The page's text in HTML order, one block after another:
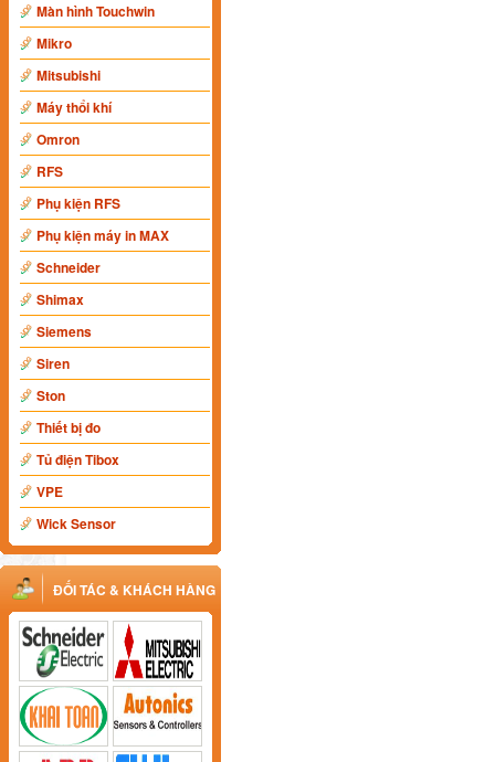
Màn hình Touchwin
Mikro
Mitsubishi
Máy thổi khí
Omron
RFS
Phụ kiện RFS
Phụ kiện máy in MAX
Schneider
Shimax
Siemens
Siren
Ston
Thiết bị đo
Tủ điện Tibox
VPE
Wick Sensor
ĐỐI TÁC & KHÁCH HÀNG